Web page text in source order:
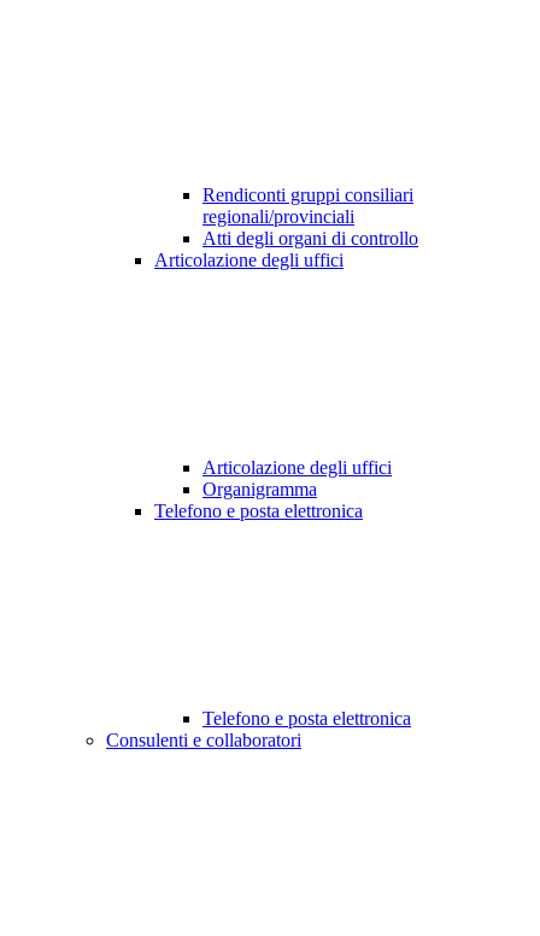
Rendiconti gruppi consiliari
regionali/provinciali
Atti degli organi di controllo
Articolazione degli uffici
Articolazione degli uffici
Organigramma
Telefono e posta elettronica
Telefono e posta elettronica
Consulenti e collaboratori